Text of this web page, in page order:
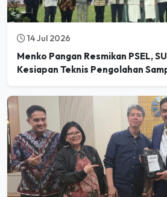
14 Jul 2026
Menko Pangan Resmikan PSEL,
Kesiapan Teknis Pengolahan